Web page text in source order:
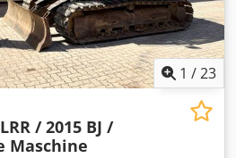
1 /23
/ 2015 BJ /
Maschine